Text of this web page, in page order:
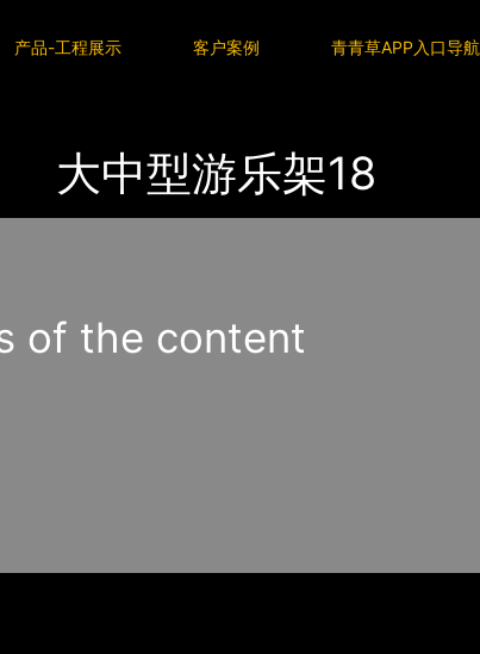
产品-工程展示 客户案例 青青草APP入口导航
大中型游乐架18
of the content